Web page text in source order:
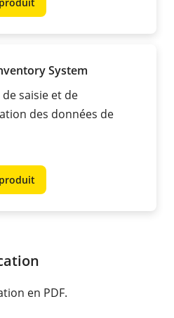
System
de saisie et de
des données de
en PDF.